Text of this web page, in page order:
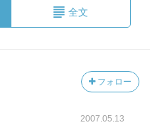
全文
フォロー
2007.05.13